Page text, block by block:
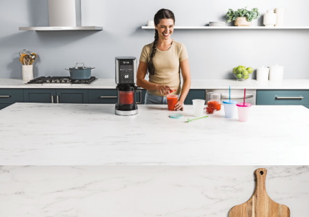
الضمان: 2 Years Limited
NJA-NC501MEPR13-0